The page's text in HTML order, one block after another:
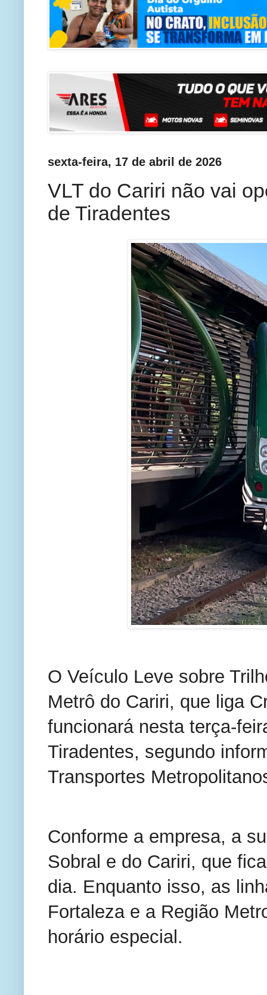
sexta-feira, 17 de abril de 2026
VLT do Cariri não vai
de Tiradentes
O Veículo Leve sobre
Metrô do Cariri, que liga
funcionará nesta terça-
Tiradentes, segundo
Transportes
Conforme a empresa, a
Sobral e do Cariri, que
dia. Enquanto isso, as
Fortaleza e a Região
horário especial.